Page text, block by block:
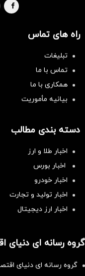
راه های تماس
تبلیغات
تماس با ما
همکاری با ما
بیانیه مأموریت
دسته بندی مطالب
اخبار طلا و ارز
اخبار بورس
اخبار خودرو
اخبار تولید و تجارت
اخبار ارز دیجیتال
گروه رسانه ای دنیای
گروه رسانه ای دنیای